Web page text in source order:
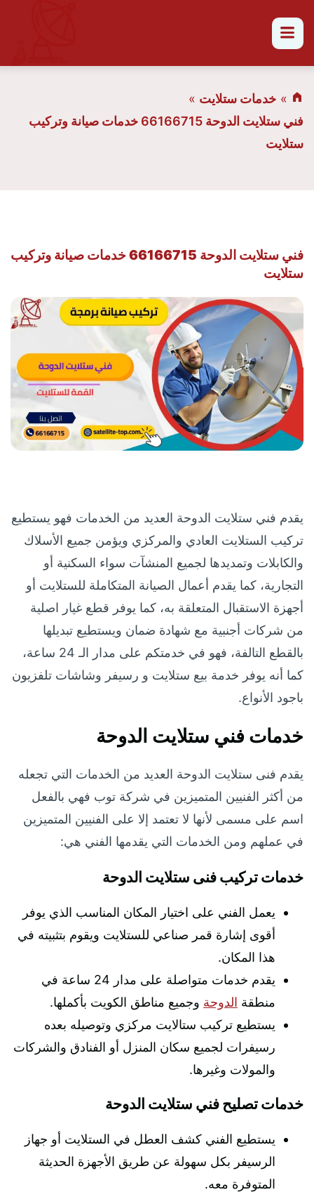
خدمات ستلايت
فني ستلايت الدوحة 66166715 خدمات صيانة وتركيب
ستلايت
فني ستلايت الدوحة 66166715 خدمات صيانة وتركيب
ستلايت
يقدم فني ستلايت الدوحة العديد من الخدمات فهو يستطيع
تركيب الستلايت العادي والمركزي ويؤمن جميع الأسلاك
والكابلات وتمديدها لجميع المنشآت سواء السكنية أو
التجارية، كما يقدم أعمال الصيانة المتكاملة للستلايت أو
أجهزة الاستقبال المتعلقة به، كما يوفر قطع غيار اصلية
من شركات أجنبية مع شهادة ضمان ويستطيع تبديلها
بالقطع التالفة، فهو في خدمتكم على مدار الـ 24 ساعة،
كما أنه يوفر خدمة بيع ستلايت و رسيفر وشاشات تلفزيون
باجود الأنواع.
خدمات فني ستلايت الدوحة
يقدم فنى ستلايت الدوحة العديد من الخدمات التي تجعله
من أكثر الفنيين المتميزين في شركة توب فهي بالفعل
اسم على مسمى لأنها لا تعتمد إلا على الفنيين المتميزين
في عملهم ومن الخدمات التي يقدمها الفني هي:
خدمات تركيب فنى ستلايت الدوحة
يعمل الفني على اختيار المكان المناسب الذي يوفر
أقوى إشارة قمر صناعي للستلايت ويقوم بتثبيته في
هذا المكان.
يقدم خدمات متواصلة على مدار 24 ساعة في
منطقة الدوحة وجميع مناطق الكويت بأكملها.
يستطيع تركيب ستالايت مركزي وتوصيله بعده
رسيفرات لجميع سكان المنزل أو الفنادق والشركات
والمولات وغيرها.
خدمات تصليح فني ستلايت الدوحة
يستطيع الفني كشف العطل في الستلايت أو جهاز
الرسيفر بكل سهولة عن طريق الأجهزة الحديثة
المتوفرة معه.